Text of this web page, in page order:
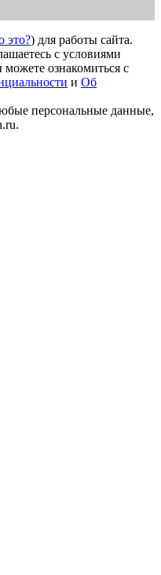
это?) для работы сайта.
с условиями
ознакомиться с
и Об
персональные данные,